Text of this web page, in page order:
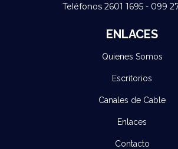
Teléfonos 2601 1695 - 099
ENLACES
Quienes Somos
Escritorios
Canales de Cable
Enlaces
Contacto